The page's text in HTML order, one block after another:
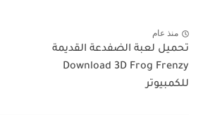
منذ عام
تحميل لعبة الضفدعة القديمة
Download 3D Frog Frenzy
للكمبيوتر